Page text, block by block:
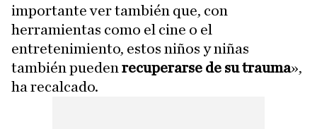
importante ver también que, con
herramientas como el cine o el
entretenimiento, estos niños y niñas
también pueden recuperarse de su trauma»,
ha recalcado.